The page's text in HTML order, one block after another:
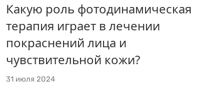
Главная Лечение Сосудистые поражения
Какую роль фотодинамическая
терапия играет в лечении
покраснений лица и
чувствительной кожи?
31 июля 2024